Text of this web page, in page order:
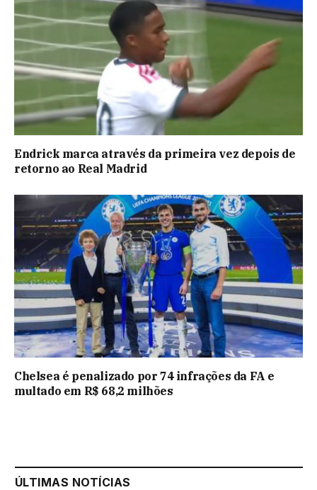
Endrick marca através da primeira vez depois de
retorno ao Real Madrid
Chelsea é penalizado por 74 infrações da FA e
multado em R$ 68,2 milhões
ÚLTIMAS NOTÍCIAS